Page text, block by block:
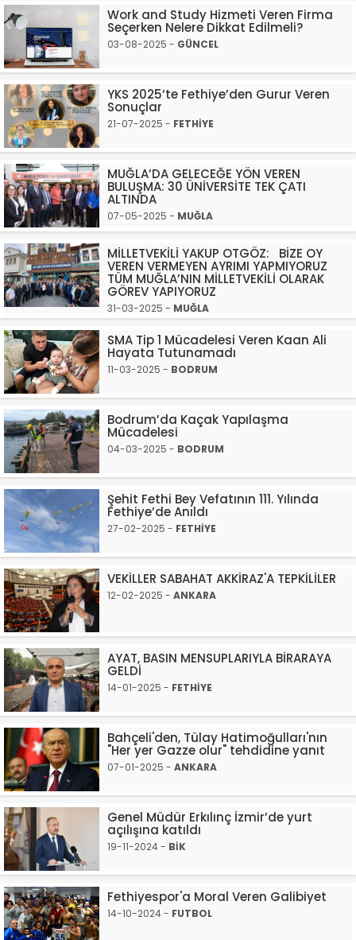
Work and Study Hizmeti Veren Firma
Seçerken Nelere Dikkat Edilmeli?
03-08-2025 - GÜNCEL
YKS 2025’te Fethiye’den Gurur Veren
Sonuçlar
21-07-2025 - FETHİYE
MUĞLA’DA GELECEĞE YÖN VEREN
BULUŞMA: 30 ÜNİVERSİTE TEK ÇATI
ALTINDA
07-05-2025 - MUĞLA
MİLLETVEKİLİ YAKUP OTGÖZ: BİZE OY
VEREN VERMEYEN AYRIMI YAPMIYORUZ
TÜM MUĞLA’NIN MİLLETVEKİLİ OLARAK
GÖREV YAPIYORUZ
31-03-2025 - MUĞLA
SMA Tip 1 Mücadelesi Veren Kaan Ali
Hayata Tutunamadı
11-03-2025 - BODRUM
Bodrum’da Kaçak Yapılaşma
Mücadelesi
04-03-2025 - BODRUM
Şehit Fethi Bey Vefatının 111. Yılında
Fethiye’de Anıldı
27-02-2025 - FETHİYE
VEKİLLER SABAHAT AKKİRAZ'A TEPKİLİLER
12-02-2025 - ANKARA
AYAT, BASIN MENSUPLARIYLA BİRARAYA
GELDİ
14-01-2025 - FETHİYE
Bahçeli'den, Tülay Hatimoğulları'nın
"Her yer Gazze olur" tehdidine yanıt
07-01-2025 - ANKARA
Genel Müdür Erkılınç İzmir’de yurt
açılışına katıldı
19-11-2024 - BİK
Fethiyespor'a Moral Veren Galibiyet
14-10-2024 - FUTBOL